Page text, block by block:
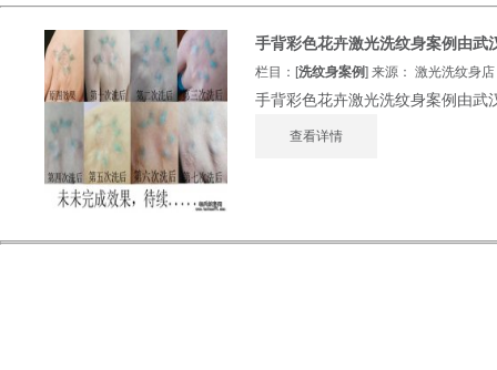
手背彩色花卉激光洗纹身案例由武
栏目：[洗纹身案例] 来源： 激光洗纹身
手背彩色花卉激光洗纹身案例由武
查看详情